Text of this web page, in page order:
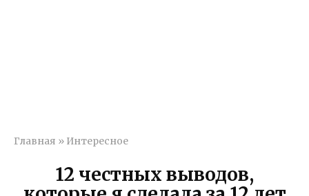
Главная » Интересное
12 честных выводов,